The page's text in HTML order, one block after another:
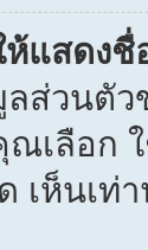
ห้แสดง
ส่วนตัว
เลือก
เห็นเ